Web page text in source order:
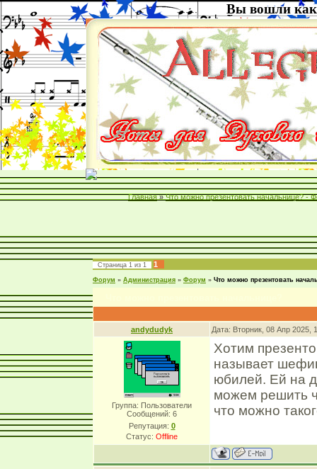
Вы вошли как
Главная » Что можно презентовать начальнице? -
Страница 1 из 1 1
Форум » Администрация » Форум » Что можно презентовать
andydudyk Дата: Вторник, 08 Апр
Группа: Пользователи
Сообщений: 6
Репутация: 0
Статус: Offline
Хотим
называет
юбилей. Ей на
можем решить
что можно